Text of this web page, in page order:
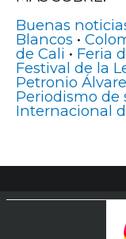
Buenas
Blancos •
de Cali • Feria
Festival de la
Petronio
Periodismo de
Internacional